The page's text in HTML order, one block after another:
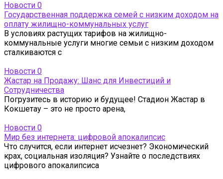
Новости 0
Государственная поддержка семей с низким доходом на
оплату жилищно-коммунальных услуг
В условиях растущих тарифов на жилищно-
коммунальные услуги многие семьи с низким доходом
сталкиваются с
Новости 0
Жастар на Продажу: Шанс для Инвестиций и
Сотрудничества
Погрузитесь в историю и будущее! Стадион Жастар в
Кокшетау – это не просто арена,
Новости 0
Мир без интернета: цифровой апокалипсис
Что случится, если интернет исчезнет? Экономический
крах, социальная изоляция? Узнайте о последствиях
цифрового апокалипсиса